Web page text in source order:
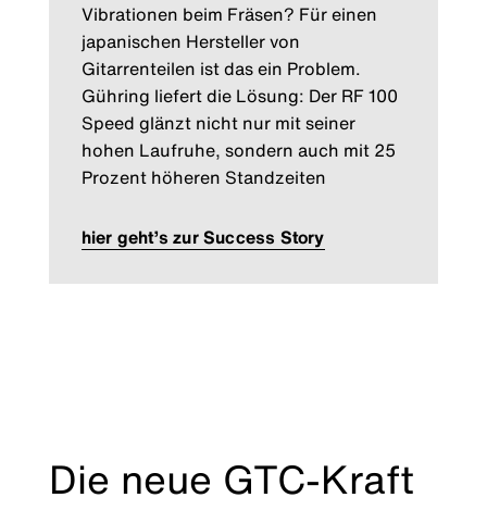
Vibrationen beim Fräsen? Für einen
japanischen Hersteller von
Gitarrenteilen ist das ein Problem.
Gühring liefert die Lösung: Der RF 100
Speed glänzt nicht nur mit seiner
hohen Laufruhe, sondern auch mit 25
Prozent höheren Standzeiten
hier geht’s zur Success Story
Die neue GTC-Kraft